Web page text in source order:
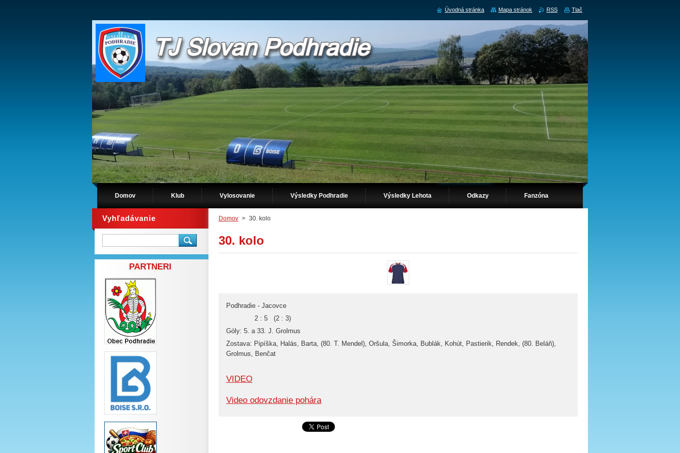
Domov Klub Vylosovanie Výsledky Podhradie Výsledky Lehota Odkazy Fanzóna
Domov > 30. kolo
30. kolo
Podhradie - Jacovce
2 : 5 (2 : 3)
Góly: 5. a 33. J. Grolmus
Zostava: Pipíška, Halás, Barta, (80. T. Mendel), Oršula, Šimorka, Bublák, Kohút, Pastierik, Rendek, (80. Beláň),
Grolmus, Benčat
VIDEO
Video odovzdanie pohára
Vyhľadávanie
PARTNERI
Úvodná stránka Mapa stránok RSS Tlač